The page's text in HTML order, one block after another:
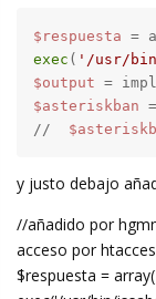
$respuesta
exec ( '/usr/
$output =
$asteriskban
//
y justo debajo
//añadido por
acceso por
$respuesta =